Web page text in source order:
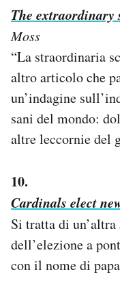
The extraordinary
Moss
“La straordinaria
altro articolo che
un’indagine
sani del mondo:
altre leccornie del
10.
Cardinals elect
Si tratta di un’altra
dell’elezione a
con il nome di